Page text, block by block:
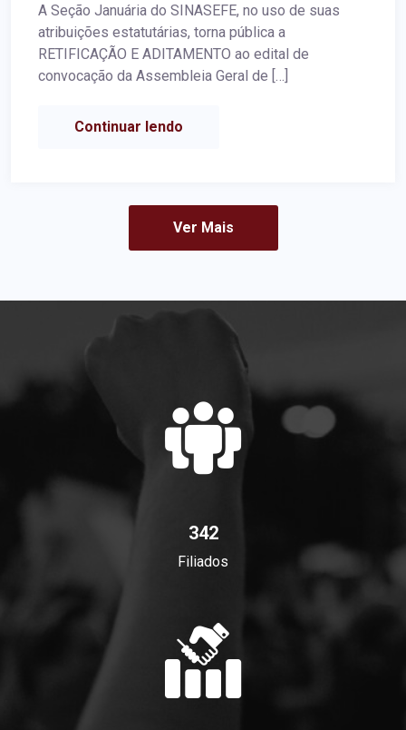
A Seção Januária do SINASEFE, no uso de suas
atribuições estatutárias, torna pública a
RETIFICAÇÃO E ADITAMENTO ao edital de
convocação da Assembleia Geral de […]
Continuar lendo
Ver Mais
342
Filiados